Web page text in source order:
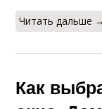
Читать дальше
Как